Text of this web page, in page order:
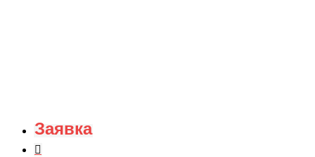
Заявка